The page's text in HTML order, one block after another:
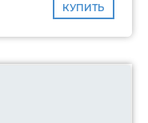
КУПИТЬ